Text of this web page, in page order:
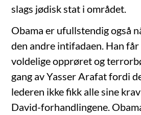
slags jødisk stat i området.
Obama er ufullstendig også
den andre intifadaen. Han
voldelige opprøret og
gang av Yasser Arafat fordi
lederen ikke fikk alle sine
David-forhandlingene.